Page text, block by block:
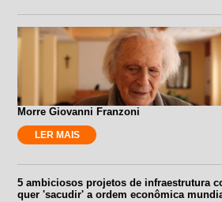
Morre Giovanni Franzoni
LER MAIS
5 ambiciosos projetos de infraestrutura
quer 'sacudir' a ordem econômica